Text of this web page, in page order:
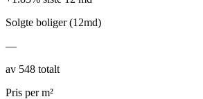
Solgte boliger (12md)
—
av 548 totalt
Pris per m²